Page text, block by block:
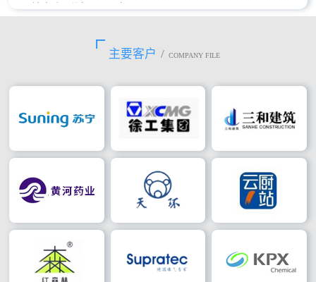
局等部门进行了回应。
主要客户 / COMPANY FILE